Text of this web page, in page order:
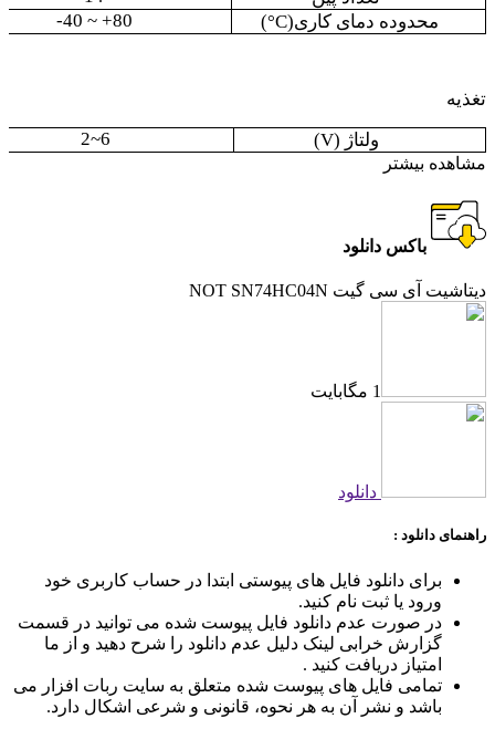
محدوده دمای کاری(°C)
-40 ~ +80
تغذیه
ولتاژ (V
)
6
~
2
مشاهده بیشتر
باکس دانلود
دیتاشیت آی سی گیت NOT SN74HC04N
1 مگابایت
دانلود
راهنمای دانلود :
برای دانلود فایل های پیوستی ابتدا در حساب کاربری خود
ورود یا ثبت نام کنید.
در صورت عدم دانلود فایل پیوست شده می توانید در قسمت
گزارش خرابی لینک دلیل عدم دانلود را شرح دهید و از ما
امتیاز دریافت کنید .
تمامی فایل های پیوست شده متعلق به سایت ربات افزار می
باشد و نشر آن به هر نحوه، قانونی و شرعی اشکال دارد.